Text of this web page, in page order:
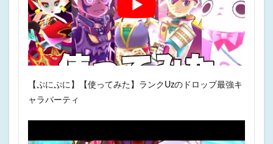
【ぷにぷに】【使ってみた】ランクUzのドロップ最強キ
ャラパーティ